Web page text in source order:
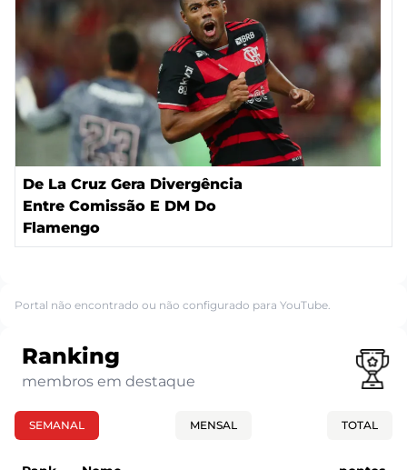
De La Cruz Gera Divergência
Entre Comissão E DM Do
Flamengo
Portal não encontrado ou não configurado para YouTube.
Ranking
membros em destaque
SEMANAL MENSAL TOTAL